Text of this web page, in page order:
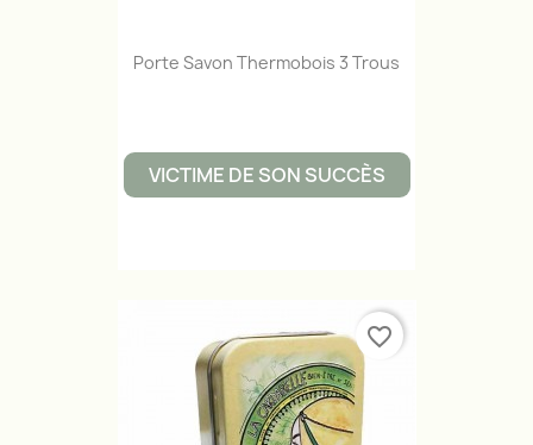
Porte Savon Thermobois 3 Trous
VICTIME DE SON SUCCÈS
favorite_border